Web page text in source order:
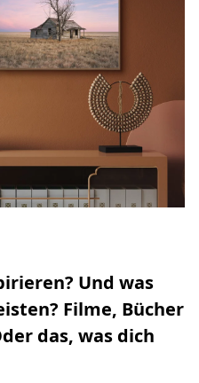
Und was
Filme, Bücher
das, was dich